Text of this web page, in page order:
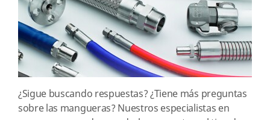
¿Sigue buscando respuestas? ¿Tiene más preguntas
sobre las mangueras? Nuestros especialistas en